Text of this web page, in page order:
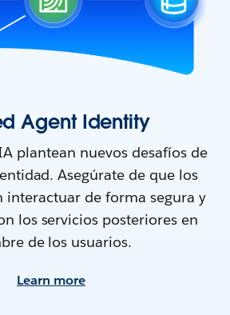
Agent Identity
plantean nuevos desafíos de
Asegúrate de que los
interactuar de forma segura y
los servicios posteriores en
de los usuarios.
Learn more